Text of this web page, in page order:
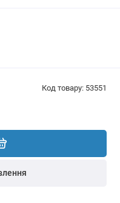
Код товару: 53551